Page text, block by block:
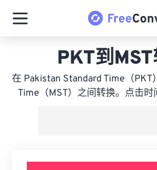
PKT到
在 Pakistan Standard Time（PKT
Time（MST）之间转换。点击时